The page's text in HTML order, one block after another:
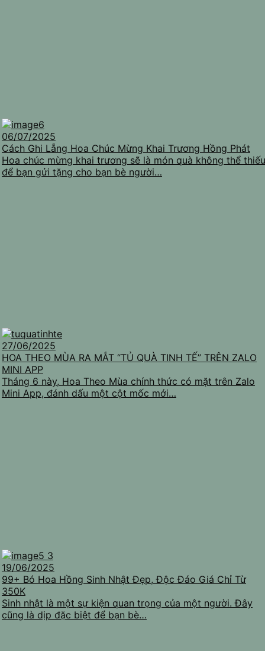
06/07/2025
Cách Ghi Lẵng Hoa Chúc Mừng Khai Trương Hồng Phát
Hoa chúc mừng khai trương sẽ là món quà không thể thiếu
để bạn gửi tặng cho bạn bè người…
27/06/2025
HOA THEO MÙA RA MẮT “TỦ QUÀ TINH TẾ” TRÊN ZALO
MINI APP
Tháng 6 này, Hoa Theo Mùa chính thức có mặt trên Zalo
Mini App, đánh dấu một cột mốc mới…
19/06/2025
99+ Bó Hoa Hồng Sinh Nhật Đẹp, Độc Đáo Giá Chỉ Từ
350K
Sinh nhật là một sự kiện quan trọng của một người. Đây
cũng là dịp đặc biệt để bạn bè…